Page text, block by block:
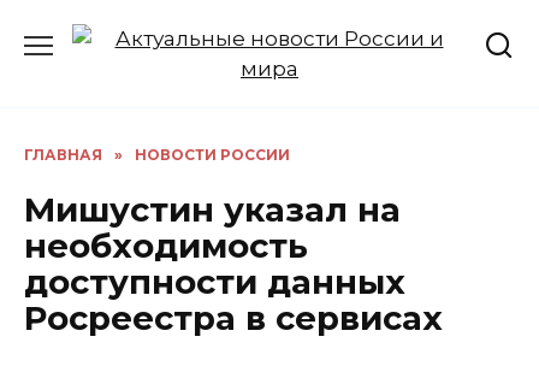
ГЛАВНАЯ » НОВОСТИ РОССИИ
Мишустин указал на
необходимость
доступности данных
Росреестра в сервисах